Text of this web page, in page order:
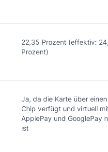
22,35 Prozent (effektiv:
Prozent)
Ja, da die Karte über
Chip verfügt und virtuell
ApplePay und GooglePay
ist